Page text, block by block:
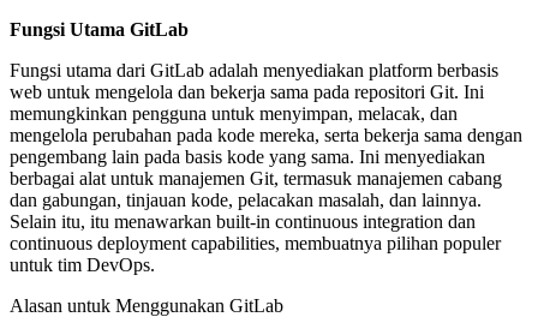
Fungsi Utama GitLab
Fungsi utama dari GitLab adalah menyediakan platform berbasis
web untuk mengelola dan bekerja sama pada repositori Git. Ini
memungkinkan pengguna untuk menyimpan, melacak, dan
mengelola perubahan pada kode mereka, serta bekerja sama dengan
pengembang lain pada basis kode yang sama. Ini menyediakan
berbagai alat untuk manajemen Git, termasuk manajemen cabang
dan gabungan, tinjauan kode, pelacakan masalah, dan lainnya.
Selain itu, itu menawarkan built-in continuous integration dan
continuous deployment capabilities, membuatnya pilihan populer
untuk tim DevOps.
Alasan untuk Menggunakan GitLab